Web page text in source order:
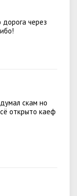
дорога через
скам но
открыто каеф